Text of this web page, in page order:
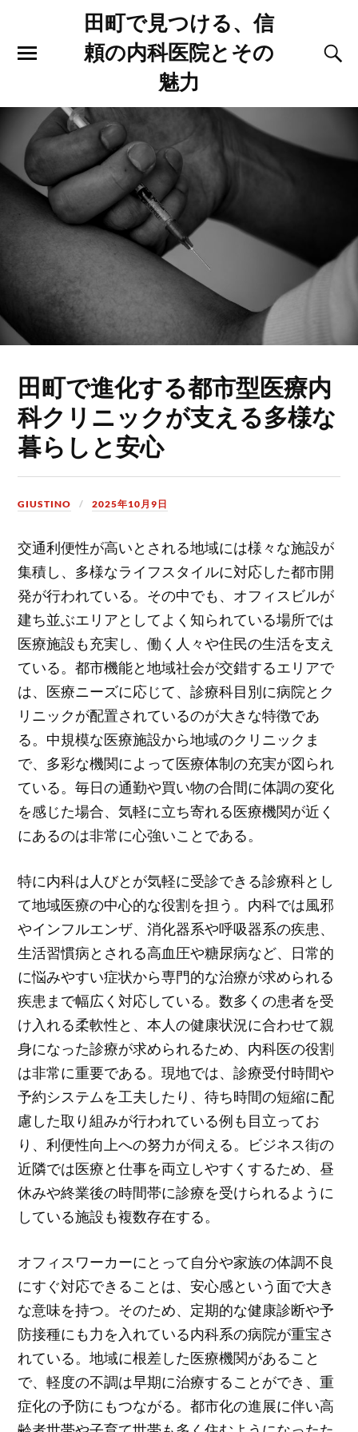
田町で見つける、信
頼の内科医院とその
魅力
田町で進化する都市型医療内
科クリニックが支える多様な
暮らしと安心
GIUSTINO 2025年10月9日
交通利便性が高いとされる地域には様々な施設が
集積し、多様なライフスタイルに対応した都市開
発が行われている。 その中でも、オフィスビルが
建ち並ぶエリアとしてよく知られている場所では
医療施設も充実し、働く人々や住民の生活を支え
ている。都市機能と地域社会が交錯するエリアで
は、医療ニーズに応じて、診療科目別に病院とク
リニックが配置されているのが大きな特徴であ
る。中規模な医療施設から地域のクリニックま
で、多彩な機関によって医療体制の充実が図られ
ている。毎日の通勤や買い物の合間に体調の変化
を感じた場合、気軽に立ち寄れる医療機関が近く
にあるのは非常に心強いことである。
特に内科は人びとが気軽に受診できる診療科とし
て地域医療の中心的な役割を担う。内科では風邪
やインフルエンザ、消化器系や呼吸器系の疾患、
生活習慣病とされる高血圧や糖尿病など、日常的
に悩みやすい症状から専門的な治療が求められる
疾患まで幅広く対応している。数多くの患者を受
け入れる柔軟性と、本人の健康状況に合わせて親
身になった診療が求められるため、内科医の役割
は非常に重要である。現地では、診療受付時間や
予約システムを工夫したり、待ち時間の短縮に配
慮した取り組みが行われている例も目立ってお
り、利便性向上への努力が伺える。ビジネス街の
近隣では医療と仕事を両立しやすくするため、昼
休みや終業後の時間帯に診療を受けられるように
している施設も複数存在する。
オフィスワーカーにとって自分や家族の体調不良
にすぐ対応できることは、安心感という面で大き
な意味を持つ。そのため、定期的な健康診断や予
防接種にも力を入れている内科系の病院が重宝さ
れている。地域に根差した医療機関があること
で、軽度の不調は早期に治療することができ、重
症化の予防にもつながる。都市化の進展に伴い高